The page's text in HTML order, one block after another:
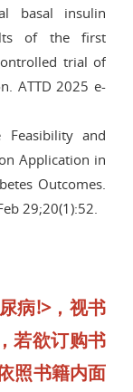
basal insulin
of the first
trial of
ATTD 2025 e-
and
Application in
Outcomes.
29;20(1):52.
病!>，视书
若欲订购书
照书籍内面